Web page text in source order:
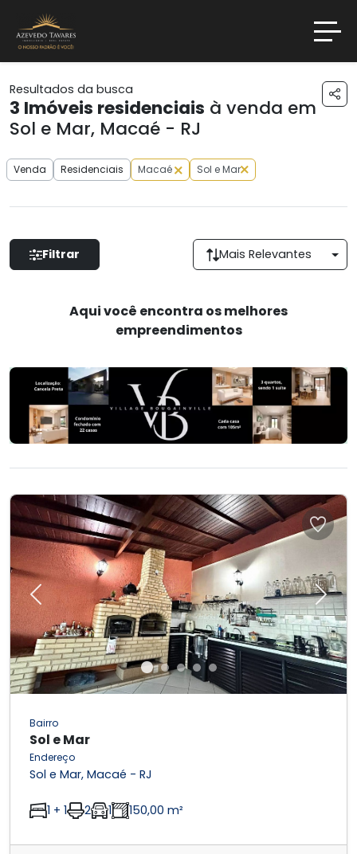
Resultados da busca
3 Imóveis residenciais à venda em
Sol e Mar, Macaé - RJ
Venda Residenciais Macaé Sol e Mar
Filtrar Mais Relevantes
Aqui você encontra os melhores
empreendimentos
Previous Next
Bairro
Sol e Mar
Endereço
Sol e Mar, Macaé - RJ
1 + 1 2 1 150,00 m²